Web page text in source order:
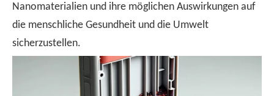
Nanomaterialien und ihre möglichen Auswirkungen auf
die menschliche Gesundheit und die Umwelt
sicherzustellen.